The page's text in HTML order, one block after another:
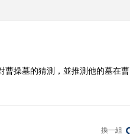
曹操墓的猜測，並推測他的墓在曹
換一組